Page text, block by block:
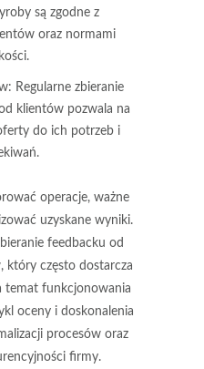
są zgodne z
oraz normami
: Regularne zbieranie
klientów pozwala na
do ich potrzeb i
operacje, ważne
uzyskane wyniki.
feedbacku od
który często dostarcza
temat funkcjonowania
oceny i doskonalenia
procesów oraz
firmy.